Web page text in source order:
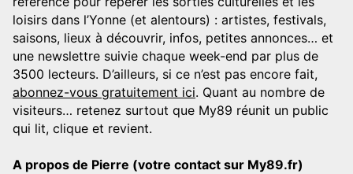
loisirs dans l’Yonne (et alentours) : artistes, festivals,
saisons, lieux à découvrir, infos, petites annonces… et
une newslettre suivie chaque week-end par plus de
3500 lecteurs. D’ailleurs, si ce n’est pas encore fait,
abonnez-vous gratuitement ici. Quant au nombre de
visiteurs… retenez surtout que My89 réunit un public
qui lit, clique et revient.
A propos de Pierre (votre contact sur My89.fr)